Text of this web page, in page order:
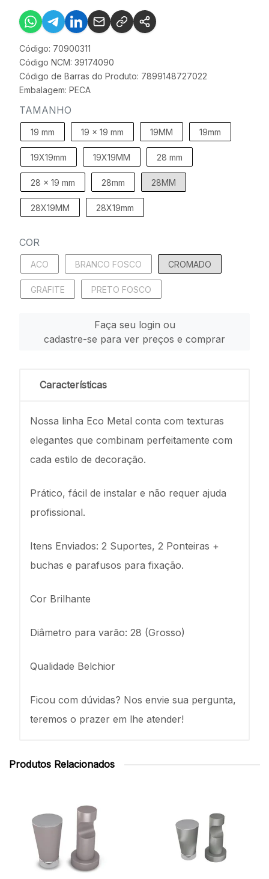
Código: 70900311
Código NCM: 39174090
Código de Barras do Produto: 7899148727022
Embalagem: PECA
TAMANHO
19 mm 19 x 19 mm 19MM 19mm
19X19mm 19X19MM 28 mm
28 x 19 mm 28mm 28MM
28X19MM 28X19mm
COR
ACO BRANCO FOSCO CROMADO
GRAFITE PRETO FOSCO
Faça seu login ou
cadastre-se para ver preços e comprar
Características
Nossa linha Eco Metal conta com texturas
elegantes que combinam perfeitamente com
cada estilo de decoração.
Prático, fácil de instalar e não requer ajuda
profissional.
Itens Enviados: 2 Suportes, 2 Ponteiras +
buchas e parafusos para fixação.
Cor Brilhante
Diâmetro para varão: 28 (Grosso)
Qualidade Belchior
Ficou com dúvidas? Nos envie sua pergunta,
teremos o prazer em lhe atender!
Produtos Relacionados